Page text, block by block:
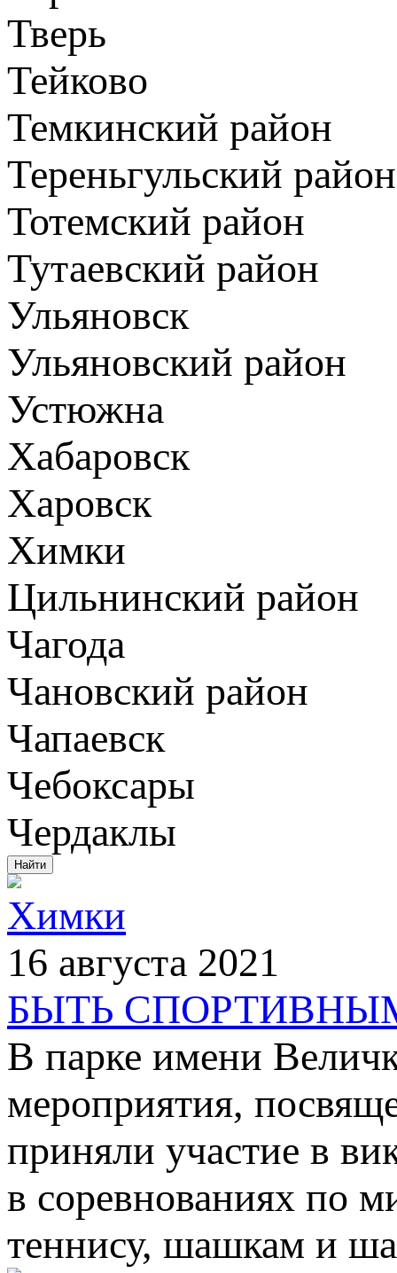
Тверь
Тейково
Темкинский район
Тереньгульский район
Тотемский район
Тутаевский район
Ульяновск
Ульяновский район
Устюжна
Хабаровск
Харовск
Химки
Цильнинский район
Чагода
Чановский район
Чапаевск
Чебоксары
Чердаклы
Химки
16 августа 2021
БЫТЬ
В парке имени
мероприятия,
приняли участие в
в соревнованиях по
теннису, шашкам и